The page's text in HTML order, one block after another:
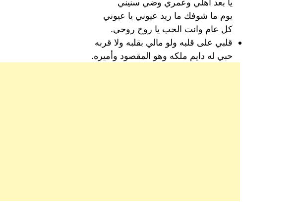
يا بعد اهلي وعمري وضي سنيني
يوم ما شوفك ما ريد عيوني يا عيوني
كل عام وانت الحب يا روح روحي.
قلبي على قلبه ولو مالي بقلبه ولا قربه
حبي له دايم ملكه وهو المقصود وأميره.